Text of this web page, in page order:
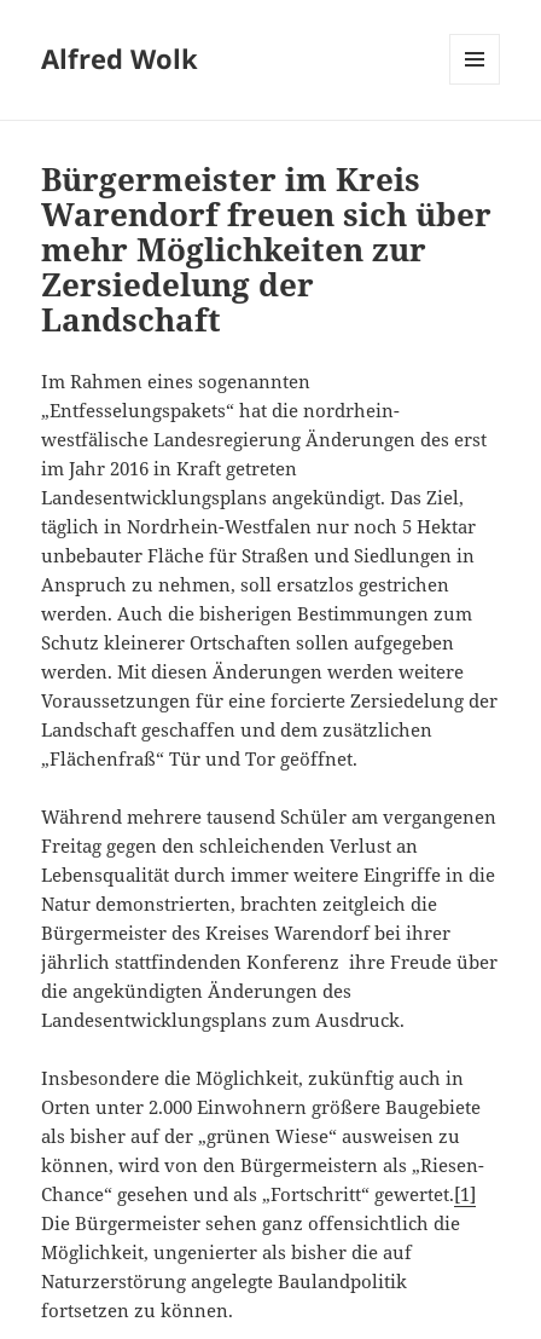
Alfred Wolk
Bürgermeister im Kreis
Warendorf freuen sich über
mehr Möglichkeiten zur
Zersiedelung der
Landschaft
Im Rahmen eines sogenannten
„Entfesselungspakets“ hat die nordrhein-
westfälische Landesregierung Änderungen des erst
im Jahr 2016 in Kraft getreten
Landesentwicklungsplans angekündigt. Das Ziel,
täglich in Nordrhein-Westfalen nur noch 5 Hektar
unbebauter Fläche für Straßen und Siedlungen in
Anspruch zu nehmen, soll ersatzlos gestrichen
werden. Auch die bisherigen Bestimmungen zum
Schutz kleinerer Ortschaften sollen aufgegeben
werden. Mit diesen Änderungen werden weitere
Voraussetzungen für eine forcierte Zersiedelung der
Landschaft geschaffen und dem zusätzlichen
„Flächenfraß“ Tür und Tor geöffnet.
Während mehrere tausend Schüler am vergangenen
Freitag gegen den schleichenden Verlust an
Lebensqualität durch immer weitere Eingriffe in die
Natur demonstrierten, brachten zeitgleich die
Bürgermeister des Kreises Warendorf bei ihrer
jährlich stattfindenden Konferenz ihre Freude über
die angekündigten Änderungen des
Landesentwicklungsplans zum Ausdruck.
Insbesondere die Möglichkeit, zukünftig auch in
Orten unter 2.000 Einwohnern größere Baugebiete
als bisher auf der „grünen Wiese“ ausweisen zu
können, wird von den Bürgermeistern als „Riesen-
Chance“ gesehen und als „Fortschritt“ gewertet.[1]
Die Bürgermeister sehen ganz offensichtlich die
Möglichkeit, ungenierter als bisher die auf
Naturzerstörung angelegte Baulandpolitik
fortsetzen zu können.